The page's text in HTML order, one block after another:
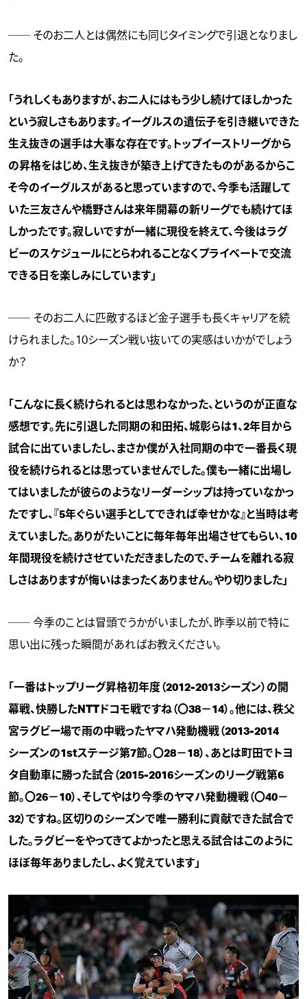
── そのお二人とは偶然にも同じタイミングで引退となりまし
た。
「うれしくもありますが、お二人にはもう少し続けてほしかった
という寂しさもあります。イーグルスの遺伝子を引き継いできた
生え抜きの選手は大事な存在です。トップイーストリーグから
の昇格をはじめ、生え抜きが築き上げてきたものがあるからこ
そ今のイーグルスがあると思っていますので、今季も活躍して
いた三友さんや橋野さんは来年開幕の新リーグでも続けてほ
しかったです。寂しいですが一緒に現役を終えて、今後はラグ
ビーのスケジュールにとらわれることなくプライベートで交流
できる日を楽しみにしています」
── そのお二人に匹敵するほど金子選手も長くキャリアを続
けられました。10シーズン戦い抜いての実感はいかがでしょう
か？
「こんなに長く続けられるとは思わなかった、というのが正直な
感想です。先に引退した同期の和田拓、城彰らは1、2年目から
試合に出ていましたし、まさか僕が入社同期の中で一番長く現
役を続けられるとは思っていませんでした。僕も一緒に出場し
てはいましたが彼らのようなリーダーシップは持っていなかっ
たですし、『5年ぐらい選手としてできれば幸せかな』と当時は考
えていました。ありがたいことに毎年毎年出場させてもらい、10
年間現役を続けさせていただきましたので、チームを離れる寂
しさはありますが悔いはまったくありません。やり切りました」
── 今季のことは冒頭でうかがいましたが、昨季以前で特に
思い出に残った瞬間があればお教えください。
「一番はトップリーグ昇格初年度（2012-2013シーズン）の開
幕戦、快勝したNTTドコモ戦ですね（〇38－14）。他には、秩父
宮ラグビー場で雨の中戦ったヤマハ発動機戦（2013-2014
シーズンの1stステージ第7節。〇28－18）、あとは町田でトヨ
タ自動車に勝った試合（2015-2016シーズンのリーグ戦第6
節。〇26－10）、そしてやはり今季のヤマハ発動機戦（〇40－
32）ですね。区切りのシーズンで唯一勝利に貢献できた試合で
した。ラグビーをやってきてよかったと思える試合はこのように
ほぼ毎年ありましたし、よく覚えています」